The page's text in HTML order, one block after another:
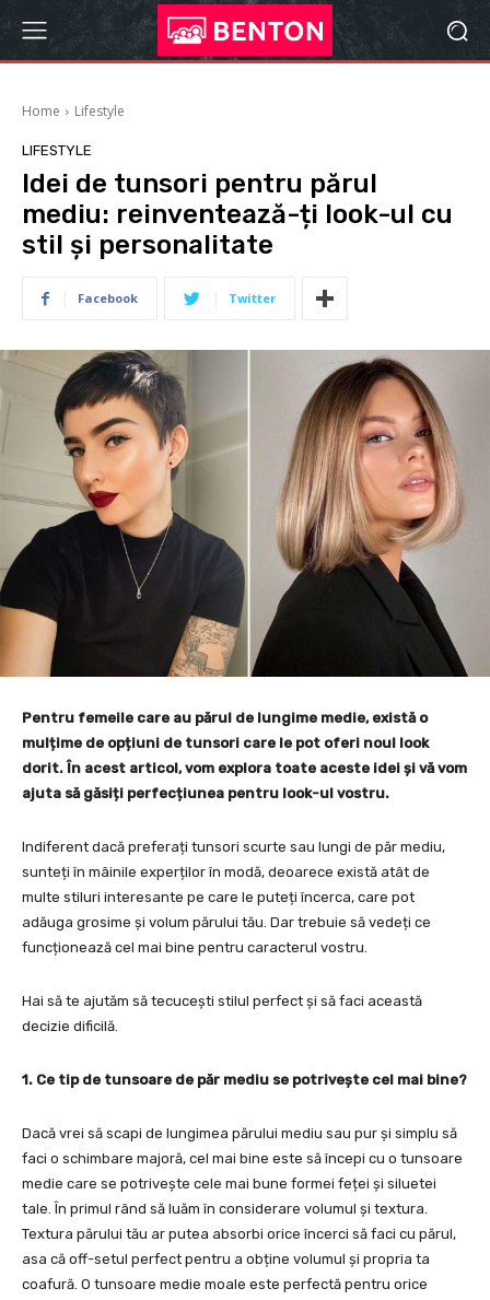
Home Lifestyle
LIFESTYLE
Idei de tunsori pentru părul
mediu: reinventează-ți look-ul cu
stil și personalitate
Facebook Twitter
Pentru femeile care au părul de lungime medie, există o
mulțime de opțiuni de tunsori care le pot oferi noul look
dorit. În acest articol, vom explora toate aceste idei și vă vom
ajuta să găsiți perfecțiunea pentru look-ul vostru.
Indiferent dacă preferați tunsori scurte sau lungi de păr mediu,
sunteți în mâinile experților în modă, deoarece există atât de
multe stiluri interesante pe care le puteți încerca, care pot
adăuga grosime și volum părului tău. Dar trebuie să vedeți ce
funcționează cel mai bine pentru caracterul vostru.
Hai să te ajutăm să tecucești stilul perfect și să faci această
decizie dificilă.
1. Ce tip de tunsoare de păr mediu se potrivește cel mai bine?
Dacă vrei să scapi de lungimea părului mediu sau pur și simplu să
faci o schimbare majoră, cel mai bine este să începi cu o tunsoare
medie care se potrivește cele mai bune formei feței și siluetei
tale. În primul rând să luăm în considerare volumul și textura.
Textura părului tău ar putea absorbi orice încerci să faci cu părul,
asa că off-setul perfect pentru a obține volumul și propria ta
coafură. O tunsoare medie moale este perfectă pentru orice